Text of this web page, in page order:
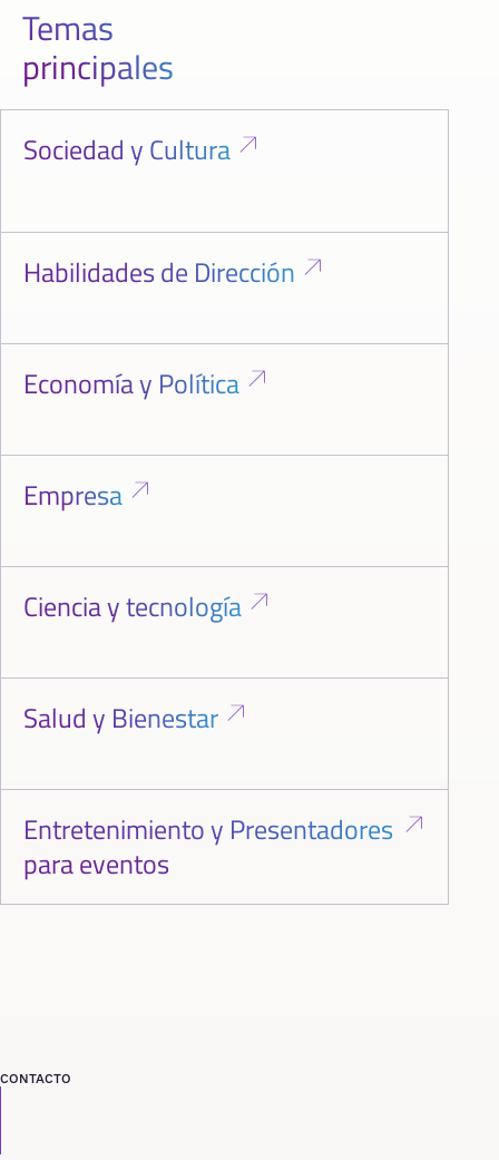
Temas
principales
Sociedad y Cultura
Habilidades de Dirección
Economía y Política
Empresa
Ciencia y tecnología
Salud y Bienestar
Entretenimiento y Presentadores
para eventos
CONTACTO